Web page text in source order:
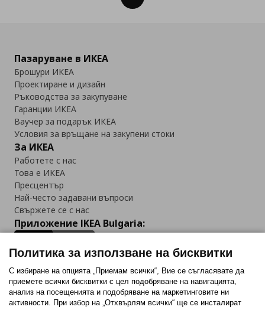
Пазаруване в ИКЕА
Брошури ИКЕА
Проектиране и дизайн
Ръководства за закупуване
Гаранции ИКЕА
Ваучер за подарък ИКЕА
Условия за връщане на закупени стоки
За ИКЕА
Работете с нас
Това е ИКЕА
Пресцентър
Най-често задавани въпроси
Свържете се с нас
Приложение IKEA Bulgaria:
Последвайте ни:
FacebookTwitterYoutubePinterestInstagram
Политика за използване на бисквитки
С избиране на опцията „Приемам всички“, Вие се съгласявате да
приемете всички бисквитки с цел подобряване на навигацията,
анализ на посещенията и подобряване на маркетинговите ни
активности. При избор на „Отхвърлям всички“ ще се инсталират